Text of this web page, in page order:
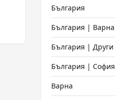
България
България | Варна
България | Други
България | София
Варна